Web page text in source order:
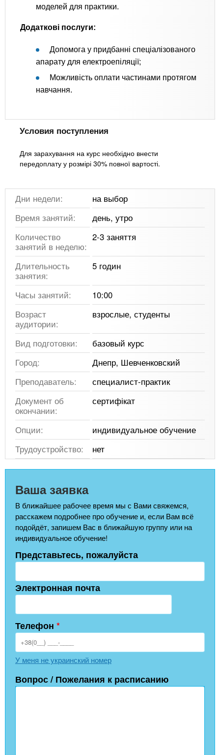
моделей для практики.
Додаткові послуги:
Допомога у придбанні спеціалізованого
апарату для електроепіляції;
Можливість оплати частинами протягом
навчання.
Условия поступления
Для зарахування на курс необхідно внести
передоплату у розмірі 30% повної вартості.
Дни недели:
на выбор
Время занятий:
день, утро
Количество
занятий в неделю:
2-3 заняття
Длительность
занятия:
5 годин
Часы занятий:
10:00
Возраст
аудитории:
взрослые, студенты
Вид подготовки:
базовый курс
Город:
Днепр, Шевченковский
Преподаватель:
специалист-практик
Документ об
окончании:
сертифікат
Опции:
индивидуальное обучение
Трудоустройство:
нет
Ваша заявка
В ближайшее рабочее время мы с Вами свяжемся,
расскажем подробнее про обучение и, если Вам всё
подойдёт, запишем Вас в ближайшую группу или на
индивидуальное обучение!
Представьтесь, пожалуйста
Электронная почта
Телефон *
У меня не украинский номер
Вопрос / Пожелания к расписанию